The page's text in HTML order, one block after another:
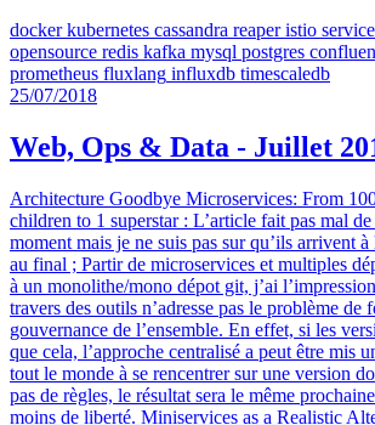
docker kubernetes cassandra reaper istio
opensource redis kafka mysql postgres
prometheus fluxlang influxdb timescaledb
25/07/2018
Web, Ops & Data - Juillet
Architecture Goodbye Microservices: From
children to 1 superstar : L’article fait pas mal
moment mais je ne suis pas sur qu’ils arrivent
au final ; Partir de microservices et multiples
à un monolithe/mono dépot git, j’ai
travers des outils n’adresse pas le problème de
gouvernance de l’ensemble. En effet, si les
que cela, l’approche centralisé a peut être mis
tout le monde à se rencentrer sur une version
pas de règles, le résultat sera le même
moins de liberté. Miniservices as a Realistic